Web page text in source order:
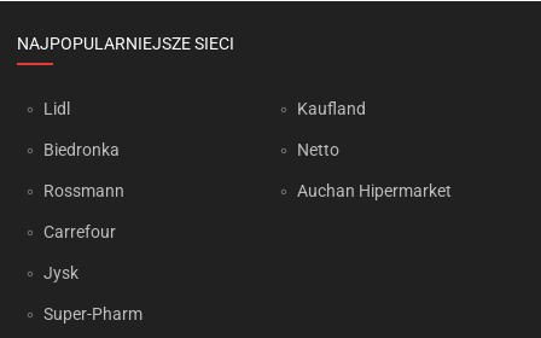
NAJPOPULARNIEJSZE SIECI
Lidl
Biedronka
Rossmann
Carrefour
Jysk
Super-Pharm
Kaufland
Netto
Auchan Hipermarket